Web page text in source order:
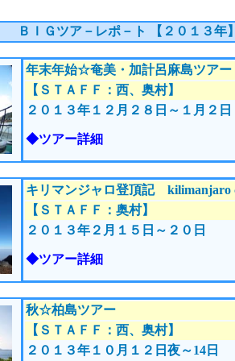
ＢＩＧツア－レポ－ト 【２０１３年】
年末年始☆奄美・加計呂麻島ツアー
【ＳＴＡＦＦ：西、奥村】
２０１３年１２月２８ 日～１月２日
◆ツアー詳細
キリマンジャロ登頂記 kilimanjaro
【ＳＴＡＦＦ：奥村】
２０１３年２ 月１５ 日～２０日
◆ツアー詳細
秋☆柏島ツアー
【ＳＴＡＦＦ：西、奥村】
２０１３年１０月１２ 日夜～14日